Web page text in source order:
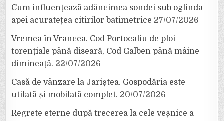
Cum influențează adâncimea sondei sub oglinda
apei acuratețea citirilor batimetrice 27/07/2026
Vremea în Vrancea. Cod Portocaliu de ploi
torențiale până diseară, Cod Galben până mâine
dimineață. 22/07/2026
Casă de vânzare la Jariștea. Gospodăria este
utilată și mobilată complet. 20/07/2026
Regrete eterne după trecerea la cele veșnice a